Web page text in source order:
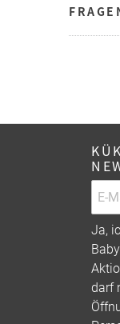
Ja,
darf